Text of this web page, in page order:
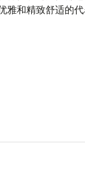
和精致舒适的代